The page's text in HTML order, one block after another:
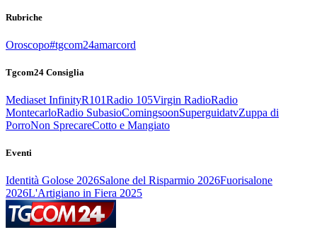
Rubriche
Oroscopo#tgcom24amarcord
Tgcom24 Consiglia
Mediaset InfinityR101Radio 105Virgin RadioRadio
MontecarloRadio SubasioComingsoonSuperguidatvZuppa di
PorroNon SprecareCotto e Mangiato
Eventi
Identità Golose 2026Salone del Risparmio 2026Fuorisalone
2026L'Artigiano in Fiera 2025